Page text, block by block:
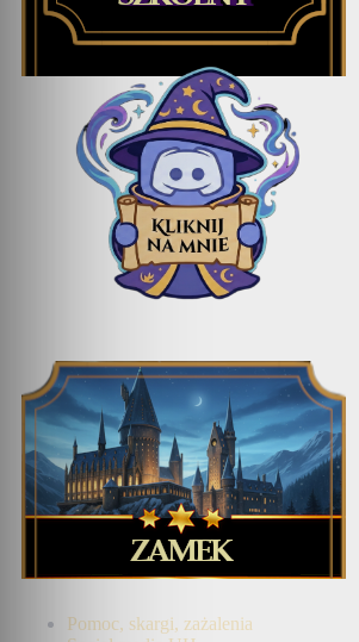
Pomoc, skargi, zażalenia